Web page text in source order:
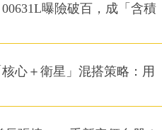
曝險破百，成「含積
心＋衛星」混搭策略：用